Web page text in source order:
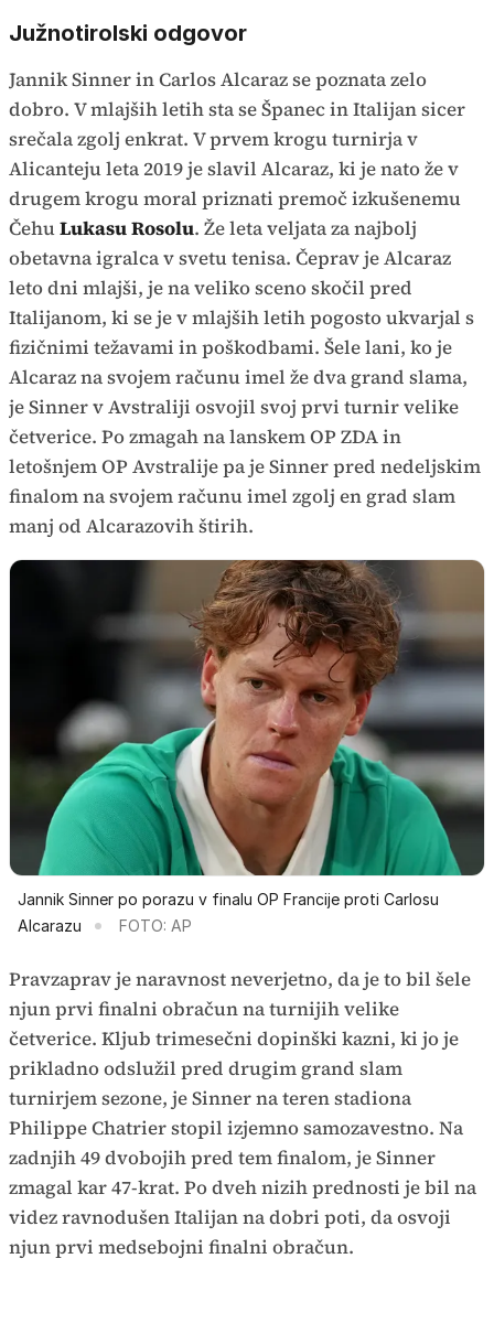
Južnotirolski odgovor
Jannik Sinner in Carlos Alcaraz se poznata zelo
dobro. V mlajših letih sta se Španec in Italijan sicer
srečala zgolj enkrat. V prvem krogu turnirja v
Alicanteju leta 2019 je slavil Alcaraz, ki je nato že v
drugem krogu moral priznati premoč izkušenemu
ČehuLukasu Rosolu. Že leta veljata za najbolj
obetavna igralca v svetu tenisa. Čeprav je Alcaraz
leto dni mlajši, je na veliko sceno skočil pred
Italijanom, ki se je v mlajših letih pogosto ukvarjal s
fizičnimi težavami in poškodbami. Šele lani, ko je
Alcaraz na svojem računu imel že dva grand slama,
je Sinner v Avstraliji osvojil svoj prvi turnir velike
četverice. Po zmagah na lanskem OP ZDA in
letošnjem OP Avstralije pa je Sinner pred nedeljskim
finalom na svojem računu imel zgolj en grad slam
manj od Alcarazovih štirih.
Jannik Sinner po porazu v finalu OP Francije proti Carlosu
Alcarazu
FOTO: AP
Pravzaprav je naravnost neverjetno, da je to bil šele
njun prvi finalni obračun na turnijih velike
četverice. Kljub trimesečni dopinški kazni, ki jo je
prikladno odslužil pred drugim grand slam
turnirjem sezone, je Sinner na teren stadiona
Philippe Chatrier stopil izjemno samozavestno. Na
zadnjih 49 dvobojih pred tem finalom, je Sinner
zmagal kar 47-krat. Po dveh nizih prednosti je bil na
videz ravnodušen Italijan na dobri poti, da osvoji
njun prvi medsebojni finalni obračun.